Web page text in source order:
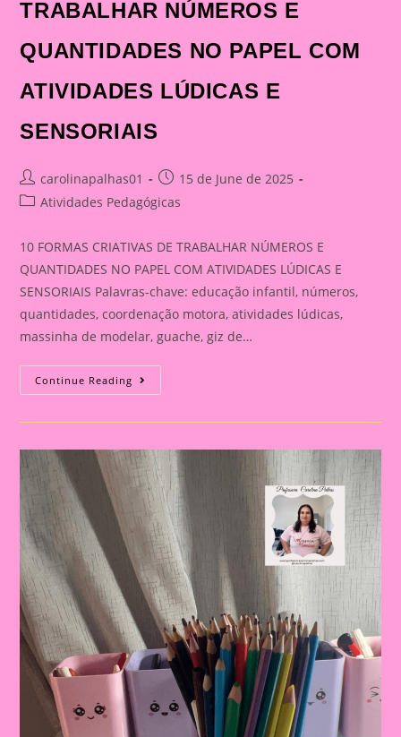
TRABALHAR NÚMEROS E
QUANTIDADES NO PAPEL COM
ATIVIDADES LÚDICAS E
SENSORIAIS
Post
author:
carolinapalhas01
Post
published:
15 de June de 2025
PostAtividades Pedagógicas
10 FORMAS CRIATIVAS DE TRABALHAR NÚMEROS E
QUANTIDADES NO PAPEL COM ATIVIDADES LÚDICAS E
SENSORIAIS Palavras-chave: educação infantil, números,
quantidades, coordenação motora, atividades lúdicas,
massinha de modelar, guache, giz de…
Continue Reading 10
FORMAS
DE
E
QUANTIDADES
NO
PAPEL
COM
ATIVIDADES
LÚDICAS
SENSORIAIS